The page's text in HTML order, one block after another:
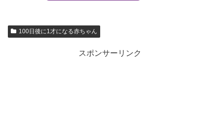
100日後に1才になる赤ちゃん
スポンサーリンク